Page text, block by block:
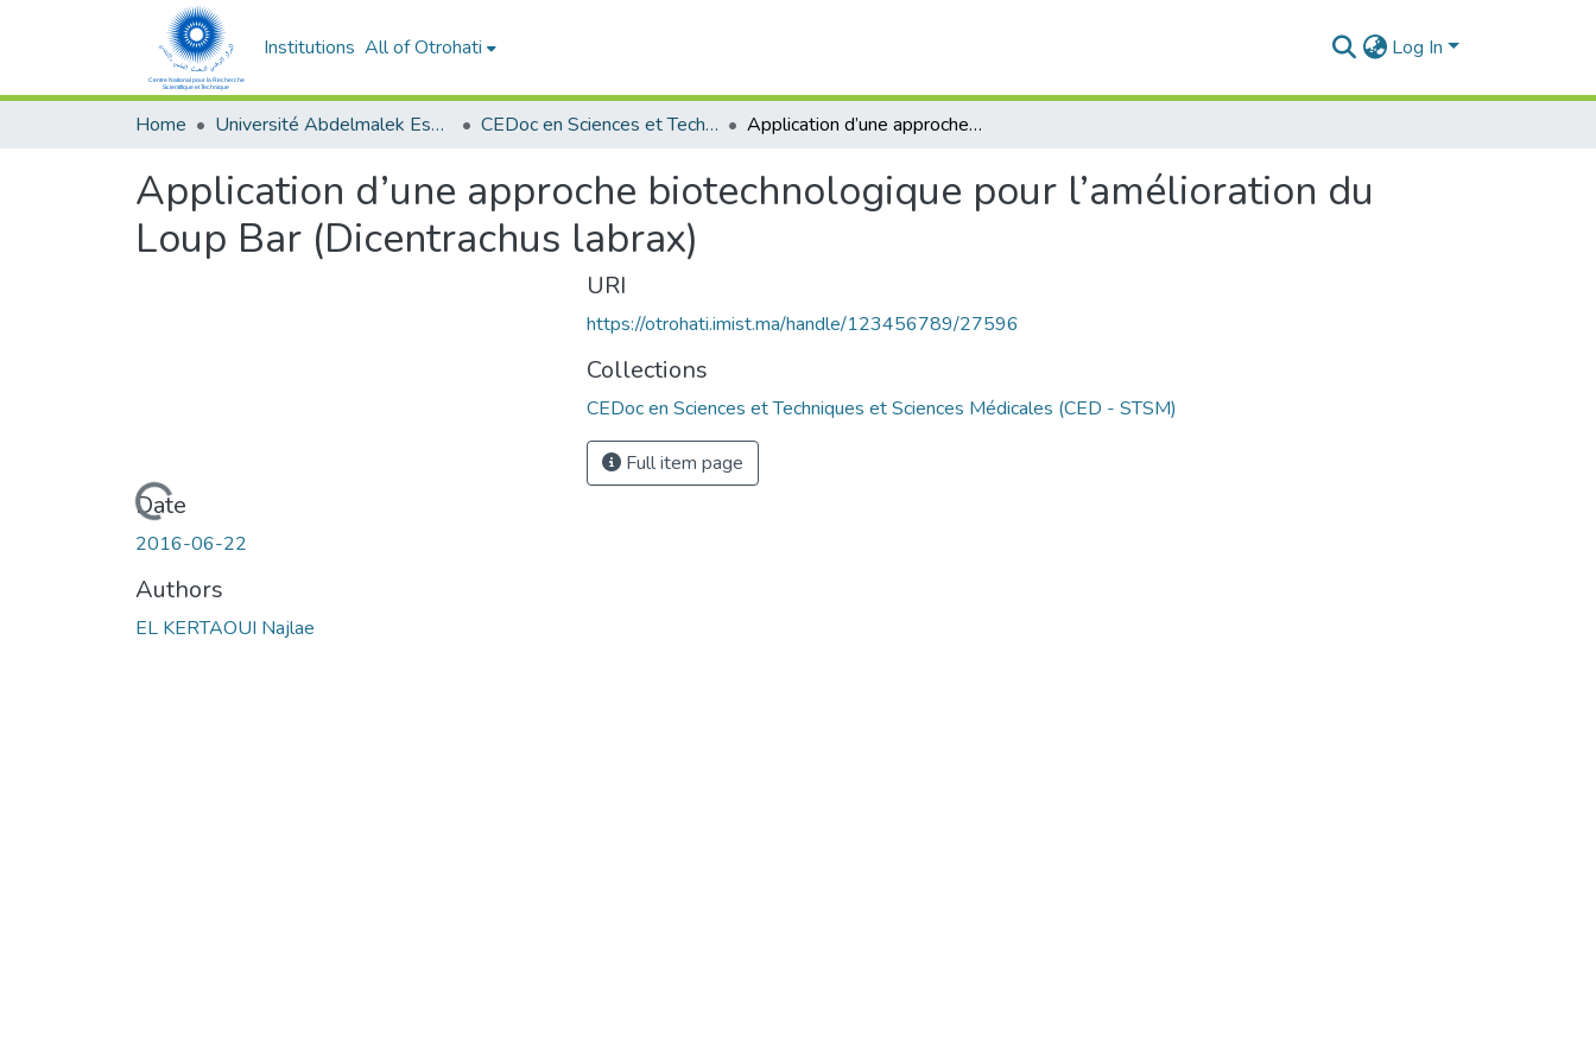
Institutions All of Otrohati Log In
Home Université Abdelmalek Essaâdi - Tétouan CEDoc en Sciences et Techniques et Sciences Médicales (CED - STSM) Application d’une approche biotechnologique pour l’amélioration du Loup Bar (Dicentrachus labrax)
Application d’une approche biotechnologique pour l’amélioration du
Loup Bar (Dicentrachus labrax)
Loading...
Date
2016-06-22
Authors
EL KERTAOUI Najlae
URI
https://otrohati.imist.ma/handle/123456789/27596
Collections
CEDoc en Sciences et Techniques et Sciences Médicales (CED - STSM)
Full item page